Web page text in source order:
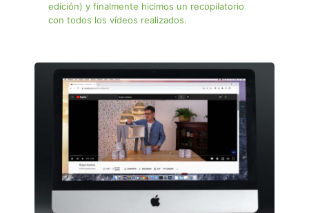
edición) y finalmente hicimos un recopilatorio
con todos los vídeos realizados.